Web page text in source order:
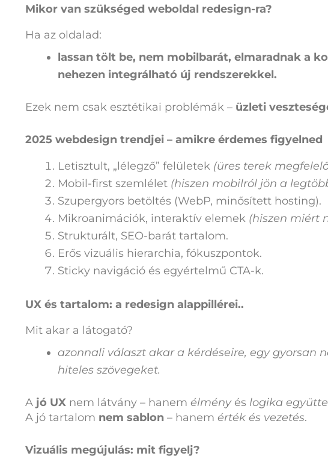
Mikor van szükséged weboldal redesign-ra?
Ha az oldalad:
lassan tölt be, nem mobilbarát, elmaradnak a
nehezen integrálható új rendszerekkel.
Ezek nem csak esztétikai problémák – üzleti
2025 webdesign trendjei – amikre érdemes figyelned
Letisztult, „lélegző” felületek (üres terek
Mobil-first szemlélet (hiszen mobilról jön a
Szupergyors betöltés (WebP, minősített hosting).
Mikroanimációk, interaktív elemek (hiszen miért
Strukturált, SEO-barát tartalom.
Erős vizuális hierarchia, fókuszpontok.
Sticky navigáció és egyértelmű CTA-k.
UX és tartalom: a redesign alappillérei..
Mit akar a látogató?
azonnali választ akar a kérdéseire, egy gyorsan
hiteles szövegeket.
A jó UX nem látvány – hanem élményés logika
A jó tartalom nem sablon – hanem érték és vezetés.
Vizuális megújulás: mit figyelj?